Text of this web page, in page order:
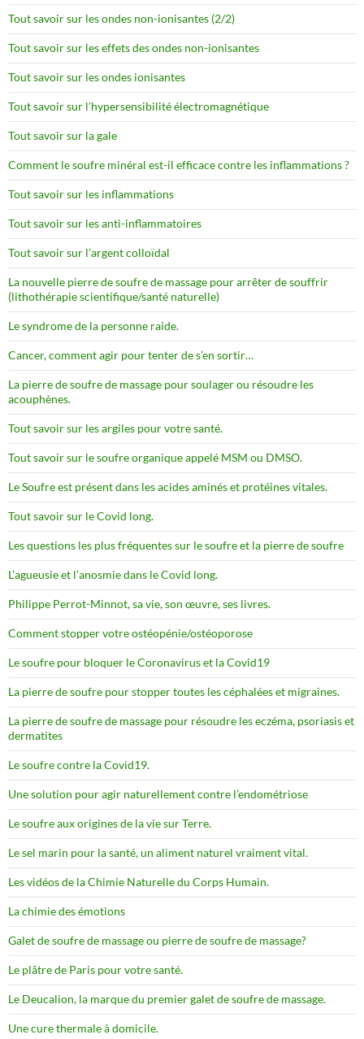
Tout savoir sur les ondes non-ionisantes (2/2)
Tout savoir sur les effets des ondes non-ionisantes
Tout savoir sur les ondes ionisantes
Tout savoir sur l’hypersensibilité électromagnétique
Tout savoir sur la gale
Comment le soufre minéral est-il efficace contre les inflammations ?
Tout savoir sur les inflammations
Tout savoir sur les anti-inflammatoires
Tout savoir sur l’argent colloïdal
La nouvelle pierre de soufre de massage pour arrêter de souffrir
(lithothérapie scientifique/santé naturelle)
Le syndrome de la personne raide.
Cancer, comment agir pour tenter de s’en sortir…
La pierre de soufre de massage pour soulager ou résoudre les
acouphènes.
Tout savoir sur les argiles pour votre santé.
Tout savoir sur le soufre organique appelé MSM ou DMSO.
Le Soufre est présent dans les acides aminés et protéines vitales.
Tout savoir sur le Covid long.
Les questions les plus fréquentes sur le soufre et la pierre de soufre
L’agueusie et l’anosmie dans le Covid long.
Philippe Perrot-Minnot, sa vie, son œuvre, ses livres.
Comment stopper votre ostéopénie/ostéoporose
Le soufre pour bloquer le Coronavirus et la Covid19
La pierre de soufre pour stopper toutes les céphalées et migraines.
La pierre de soufre de massage pour résoudre les eczéma, psoriasis et
dermatites
Le soufre contre la Covid19.
Une solution pour agir naturellement contre l’endométriose
Le soufre aux origines de la vie sur Terre.
Le sel marin pour la santé, un aliment naturel vraiment vital.
Les vidéos de la Chimie Naturelle du Corps Humain.
La chimie des émotions
Galet de soufre de massage ou pierre de soufre de massage?
Le plâtre de Paris pour votre santé.
Le Deucalion, la marque du premier galet de soufre de massage.
Une cure thermale à domicile.